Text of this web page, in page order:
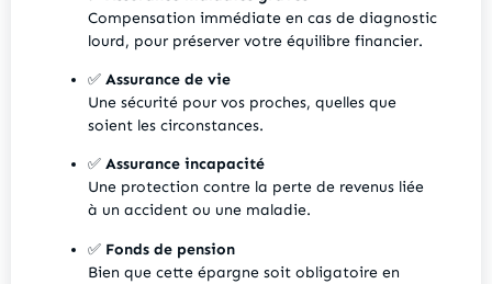
Compensation immédiate en cas de diagnostic
lourd, pour préserver votre équilibre financier.
✅ Assurance de vie
Une sécurité pour vos proches, quelles que
soient les circonstances.
✅ Assurance incapacité
Une protection contre la perte de revenus liée
à un accident ou une maladie.
✅ Fonds de pension
Bien que cette épargne soit obligatoire en